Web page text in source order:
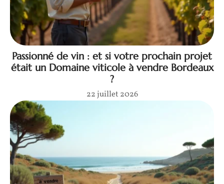
Passionné de vin : et si votre prochain projet
était un Domaine viticole à vendre Bordeaux
?
22 juillet 2026